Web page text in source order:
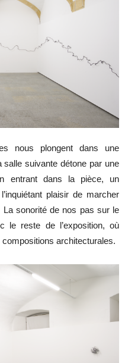
nous plongent dans une
sallesuivante détone par une
entrant dans la pièce, un
plaisir de marcher
La sonorité de nos pas sur le
le reste de l’exposition, où
architecturales.